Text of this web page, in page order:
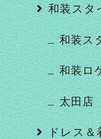
和装スタ
和装ス
和装ロ
太田店
ドレス＆